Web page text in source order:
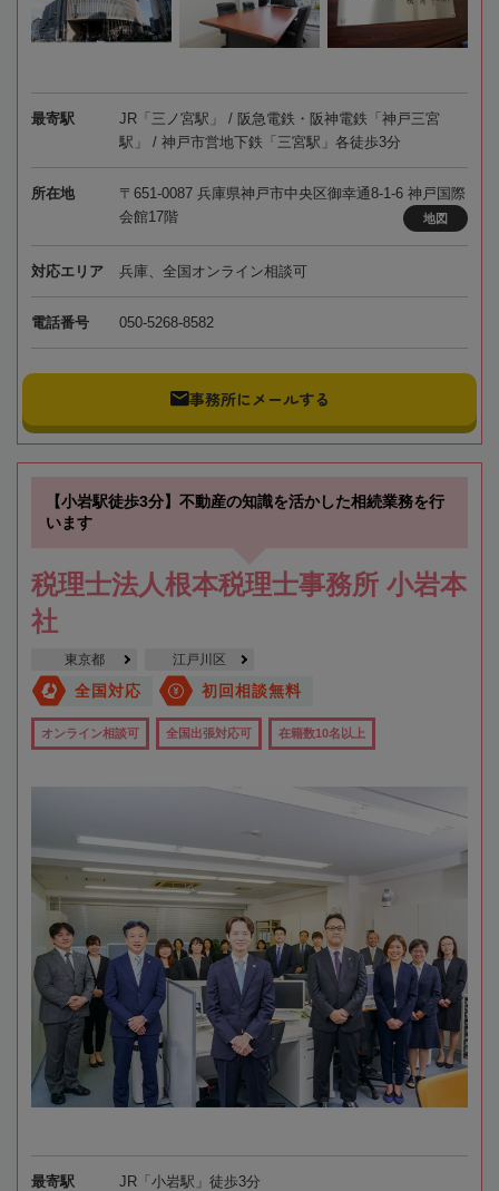
最寄駅
JR「三ノ宮駅」 / 阪急電鉄・阪神電鉄「神戸三宮
駅」 / 神戸市営地下鉄「三宮駅」各徒歩3分
所在地
〒651-0087 兵庫県神戸市中央区御幸通8-1-6 神戸国際
会館17階
地図
対応エリア 兵庫、全国オンライン相談可
電話番号 050-5268-8582
事務所にメールする
【小岩駅徒歩3分】不動産の知識を活かした相続業務を行
います
税理士法人根本税理士事務所 小岩本
社
東京都 江戸川区
全国対応 初回相談無料
オンライン相談可 全国出張対応可 在籍数10名以上
最寄駅 JR「小岩駅」徒歩3分